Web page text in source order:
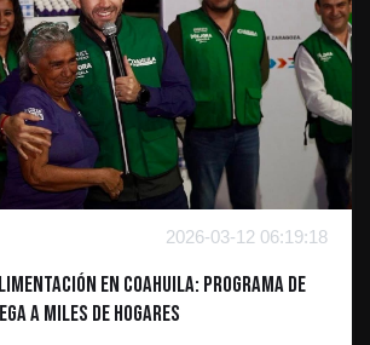
2026-03-12 06:19:18
en Coahuila: Programa de
a miles de hogares